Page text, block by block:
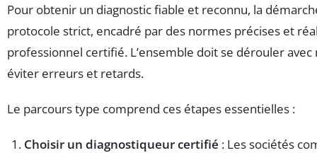
Pour obtenir un diagnostic fiable et reconnu, la
protocole strict, encadré par des normes précises et
professionnel certifié. L’ensemble doit se dérouler
éviter erreurs et retards.
Le parcours type comprend ces étapes essentielles :
Choisir un diagnostiqueur certifié : Les sociétés